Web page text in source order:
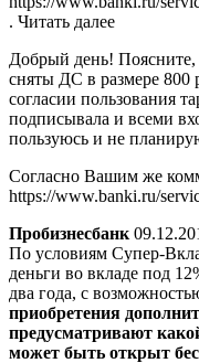
. Читать далее
Добрый день! Поясните,
сняты ДС в размере 800
согласии пользования
подписывала и всеми
пользуюсь и не
Согласно Вашим же
https://www.banki.ru/
Пробизнесбанк
По условиям Супер-
деньги во вкладе под
два года, с
приобретения
предусматривают
может быть открыт